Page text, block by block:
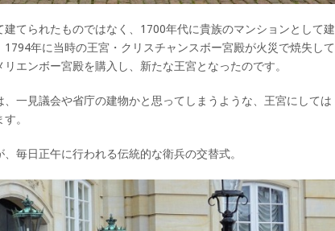
てられたものではなく、1700年代に貴族のマンションとして建
年に当時の王宮・クリスチャンスボー宮殿が火災で焼失して
エンボー宮殿を購入し、新たな王宮となったのです。
一見議会や省庁の建物かと思ってしまうような、王宮にしては
。
毎日正午に行われる伝統的な衛兵の交替式。